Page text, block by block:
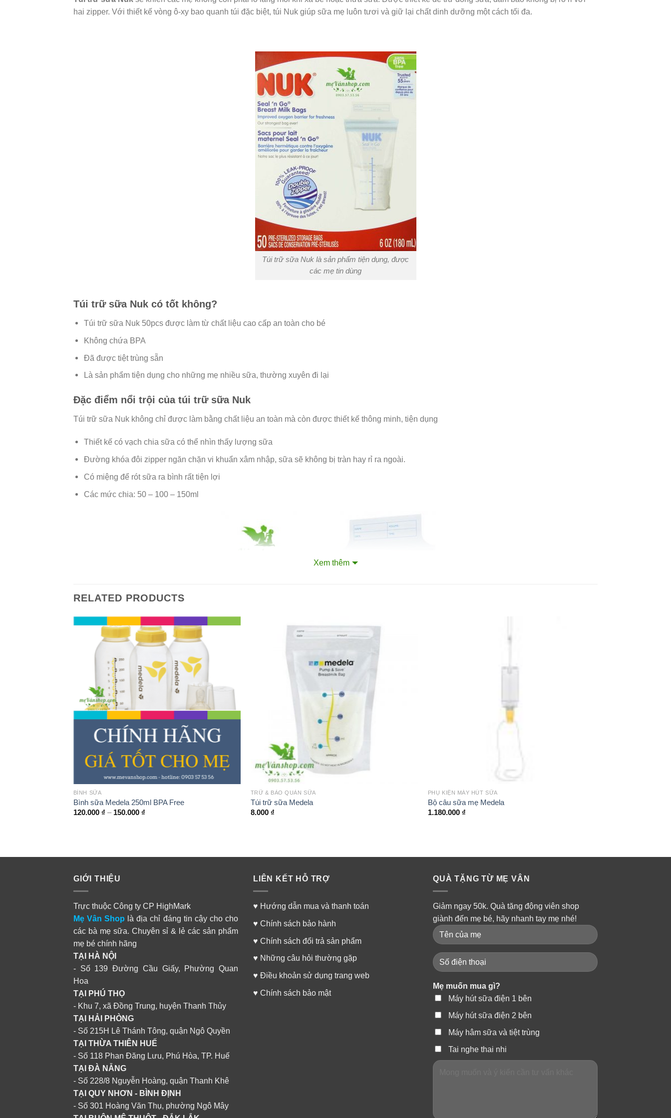
hai zipper. Với thiết kế vòng ô-xy bao quanh túi đặc biệt, túi Nuk giúp sữa mẹ luôn tươi và giữ lại chất dinh dưỡng một cách tối đa.
Túi trữ sữa Nuk là sản phẩm tiện dụng, được
các mẹ tin dùng
Túi trữ sữa Nuk có tốt không?
Túi trữ sữa Nuk 50pcs được làm từ chất liệu cao cấp an toàn cho bé
Không chứa BPA
Đã được tiệt trùng sẵn
Là sản phẩm tiện dụng cho những mẹ nhiều sữa, thường xuyên đi lại
Đặc điểm nổi trội của túi trữ sữa Nuk
Túi trữ sữa Nuk không chỉ được làm bằng chất liệu an toàn mà còn được thiết kế thông minh, tiện dụng
Thiết kế có vạch chia sữa có thể nhìn thấy lượng sữa
Đường khóa đôi zipper ngăn chặn vi khuẩn xâm nhập, sữa sẽ không bị tràn hay rỉ ra ngoài.
Có miệng để rót sữa ra bình rất tiện lợi
Các mức chia: 50 – 100 – 150ml
Đường khóa đôi zipper ngăn chặn vi khuẩn xâm nhập, sữa sẽ không bị
tràn ra ngoài
Túi sữa Nuk có mức chia rõ ràng, khó phai, giúp cho mẹ
tiện theo dõi và lưu trữ lượng sữa như ý muốn
Xem thêm
RELATED PRODUCTS
BÌNH SỮA
Bình sữa Medela 250ml BPA Free
120.000 ₫ – 150.000 ₫
+
TRỮ & BẢO QUẢN SỮA
Túi trữ sữa Medela
8.000 ₫
PHỤ KIỆN MÁY HÚT SỮA
Bộ câu sữa mẹ Medela
1.180.000 ₫
GIỚI THIỆU
Trực thuộc Công ty CP HighMark
Mẹ Vân Shop là địa chỉ đáng tin cậy cho cho
các bà mẹ sữa. Chuyên sỉ & lẻ các sản phẩm
mẹ bé chính hãng
TẠI HÀ NỘI
- Số 139 Đường Cầu Giấy, Phường Quan
Hoa
TẠI PHÚ THỌ
- Khu 7, xã Đồng Trung, huyện Thanh Thủy
TẠI HẢI PHÒNG
- Số 215H Lê Thánh Tông, quận Ngô Quyền
TẠI THỪA THIÊN HUẾ
- Số 118 Phan Đăng Lưu, Phú Hòa, TP. Huế
TẠI ĐÀ NẴNG
- Số 228/8 Nguyễn Hoàng, quận Thanh Khê
TẠI QUY NHƠN - BÌNH ĐỊNH
- Số 301 Hoàng Văn Thụ, phường Ngô Mây
LIÊN KẾT HỖ TRỢ
♥ Hướng dẫn mua và thanh toán
♥ Chính sách bảo hành
♥ Chính sách đổi trả sản phẩm
♥ Những câu hỏi thường gặp
♥ Điều khoản sử dụng trang web
♥ Chính sách bảo mật
QUÀ TẶNG TỪ MẸ VÂN
Giảm ngay 50k. Quà tặng động viên shop
giành đến mẹ bé, hãy nhanh tay mẹ nhé!
Mẹ muốn mua gì?
Máy hút sữa điện 1 bên
Máy hút sữa điện 2 bên
Máy hâm sữa và tiệt trùng
Tai nghe thai nhi